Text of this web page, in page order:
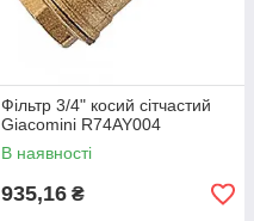
Фільтр 3/4" косий сітчастий
Giacomini R74AY004
В наявності
935,16 ₴